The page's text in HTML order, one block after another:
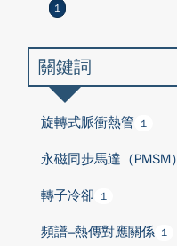
1
關鍵詞
旋轉式脈衝熱管 1
永磁同步馬達（PMSM）
轉子冷卻 1
頻譜–熱傳對應關係 1